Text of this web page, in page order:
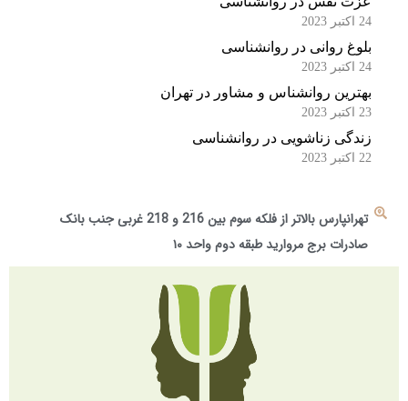
بلوغ روانی در روانشناسی
بهترین روانشناس و مشاور در تهران
زندگی زناشویی در روانشناسی
تهرانپارس بالاتر از فلکه سوم بین 216 و 218 غربی جنب بانک
صادرات برج مروارید طبقه دوم واحد ۱۰